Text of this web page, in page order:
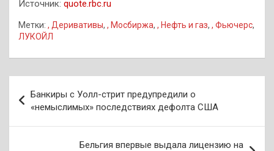
Источник: quote.rbc.ru
Метки: , Деривативы, , Мосбиржа, , Нефть и газ, , Фьючерс,
ЛУКОЙЛ
по
записям
Банкиры с Уолл-стрит предупредили о
«немыслимых» последствиях дефолта США
Бельгия впервые выдала лицензию на